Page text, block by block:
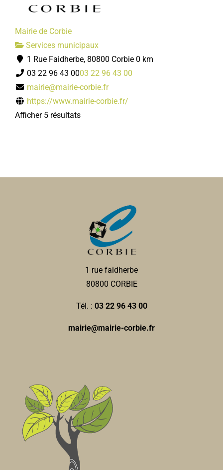
Mairie de Corbie
Services municipaux
1 Rue Faidherbe, 80800 Corbie 0 km
03 22 96 43 0003 22 96 43 00
mairie@mairie-corbie.fr
https://www.mairie-corbie.fr/
Afficher 5 résultats
1 rue faidherbe
80800 CORBIE
Tél. : 03 22 96 43 00
mairie@mairie-corbie.fr